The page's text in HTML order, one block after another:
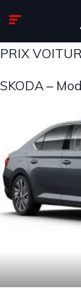
PRIX
SKODA –